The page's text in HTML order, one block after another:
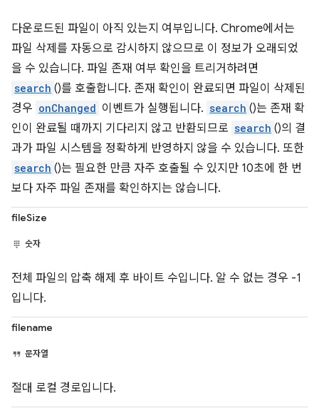
다운로드된 파일이 아직 있는지 여부입니다. Chrome에서는
파일 삭제를 자동으로 감시하지 않으므로 이 정보가 오래되었
을 수 있습니다. 파일 존재 여부 확인을 트리거하려면
search ()를 호출합니다. 존재 확인이 완료되면 파일이 삭제된
경우 onChanged 이벤트가 실행됩니다. search ()는 존재 확
인이 완료될 때까지 기다리지 않고 반환되므로 search ()의 결
과가 파일 시스템을 정확하게 반영하지 않을 수 있습니다. 또한
search ()는 필요한 만큼 자주 호출될 수 있지만 10초에 한 번
보다 자주 파일 존재를 확인하지는 않습니다.
fileSize
숫자
전체 파일의 압축 해제 후 바이트 수입니다. 알 수 없는 경우 -1
입니다.
filename
문자열
절대 로컬 경로입니다.